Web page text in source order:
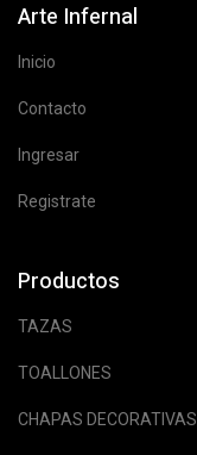
Arte Infernal
Inicio
Contacto
Ingresar
Registrate
Productos
TAZAS
TOALLONES
CHAPAS DECORATIVAS